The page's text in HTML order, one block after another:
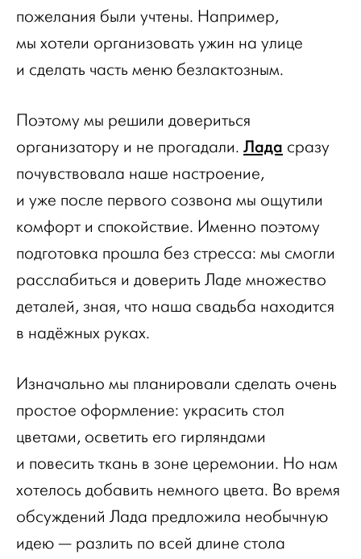
пожелания были учтены. Например,
мы хотели организовать ужин на улице
и сделать часть меню безлактозным.
Поэтому мы решили довериться
организатору и не прогадали. Лада сразу
почувствовала наше настроение,
и уже после первого созвона мы ощутили
комфорт и спокойствие. Именно поэтому
подготовка прошла без стресса: мы смогли
расслабиться и доверить Ладе множество
деталей, зная, что наша свадьба находится
в надёжных руках.
Изначально мы планировали сделать очень
простое оформление: украсить стол
цветами, осветить его гирляндами
и повесить ткань в зоне церемонии. Но нам
хотелось добавить немного цвета. Во время
обсуждений Лада предложила необычную
идею — разлить по всей длине стола